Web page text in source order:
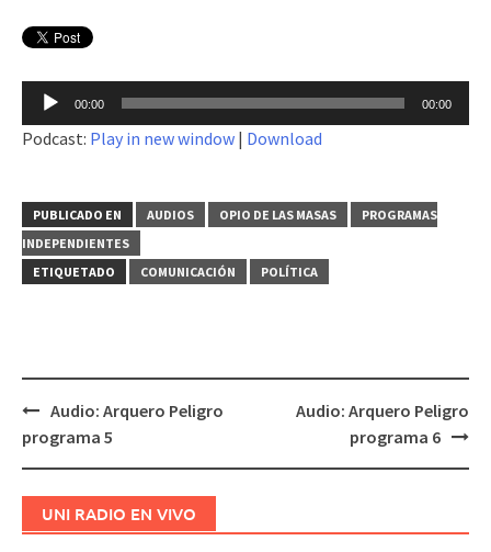
Reproductor
audio
00:00 00:00
Podcast: Play in new window | Download
PUBLICADO EN AUDIOS OPIO DE LAS MASAS
PROGRAMAS
INDEPENDIENTES
ETIQUETADO
COMUNICACIÓN POLÍTICA
Navegación
de
Audio: Arquero Peligro
programa 5
Audio: Arquero Peligro
programa 6
UNI RADIO EN VIVO